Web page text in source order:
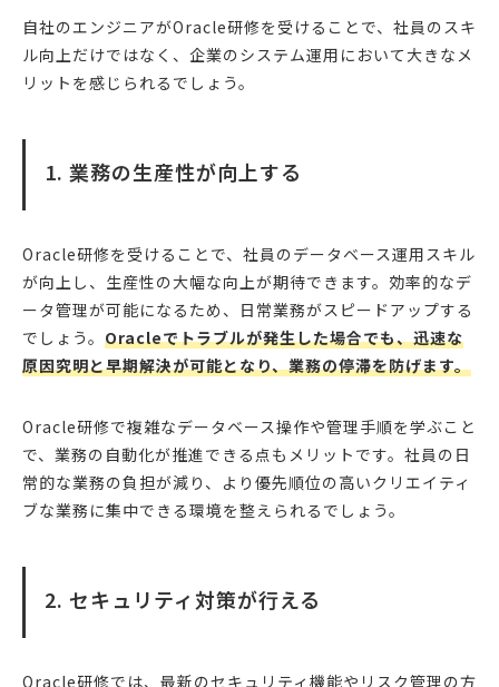
自社のエンジニアがOracle研修を受けることで、社員のスキ
ル向上だけではなく、企業のシステム運用において大きなメ
リットを感じられるでしょう。
1. 業務の生産性が向上する
Oracle研修を受けることで、社員のデータベース運用スキル
が向上し、生産性の大幅な向上が期待できます。効率的なデ
ータ管理が可能になるため、日常業務がスピードアップする
でしょう。 Oracleでトラブルが発生した場合でも、迅速な
原因究明と早期解決が可能となり、業務の停滞を防げます。
Oracle研修で複雑なデータベース操作や管理手順を学ぶこと
で、業務の自動化が推進できる点もメリットです。社員の日
常的な業務の負担が減り、より優先順位の高いクリエイティ
ブな業務に集中できる環境を整えられるでしょう。
2. セキュリティ対策が行える
Oracle研修では、最新のセキュリティ機能やリスク管理の方